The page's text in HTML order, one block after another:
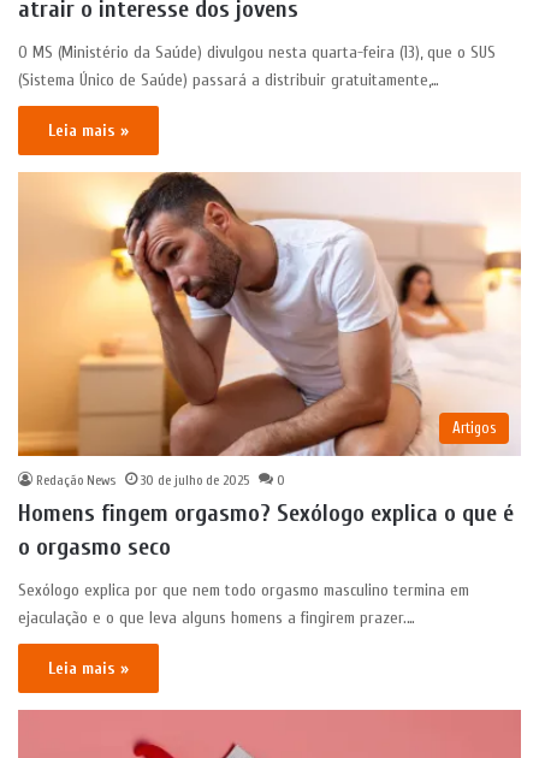
atrair o interesse dos jovens
O MS (Ministério da Saúde) divulgou nesta quarta-feira (13), que o SUS
(Sistema Único de Saúde) passará a distribuir gratuitamente,…
Leia mais »
Artigos
Redação News 30 de julho de 2025 0
Homens fingem orgasmo? Sexólogo explica o que é
o orgasmo seco
Sexólogo explica por que nem todo orgasmo masculino termina em
ejaculação e o que leva alguns homens a fingirem prazer.…
Leia mais »